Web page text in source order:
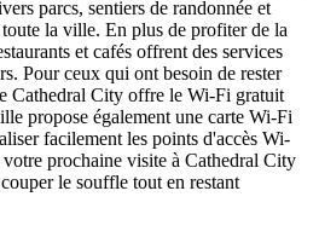
parcs, sentiers de randonnée et
toute la ville. En plus de profiter de la
et cafés offrent des services
Pour ceux qui ont besoin de rester
Cathedral City offre le Wi-Fi gratuit
propose également une carte Wi-Fi
facilement les points d'accès Wi-
prochaine visite à Cathedral City
le souffle tout en restant